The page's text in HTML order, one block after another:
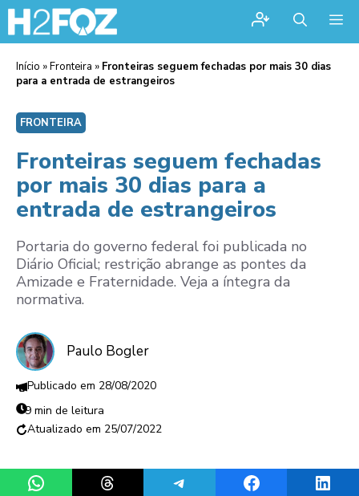
Início »Fronteira » Fronteiras seguem fechadas por mais 30 dias
para a entrada de estrangeiros
FRONTEIRA
Fronteiras seguem fechadas
por mais 30 dias para a
entrada de estrangeiros
Portaria do governo federal foi publicada no
Diário Oficial; restrição abrange as pontes da
Amizade e Fraternidade. Veja a íntegra da
normativa.
Paulo Bogler
28/08/2020
9 min de leitura
25/07/2022
Share on WhatsAppShare on ThreadsShare on TelegramShare on Facebook